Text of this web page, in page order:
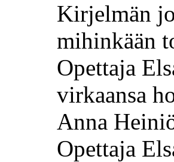
Kirjelmän
mihinkään
Opettaja
virkaansa
Anna
Opettaja